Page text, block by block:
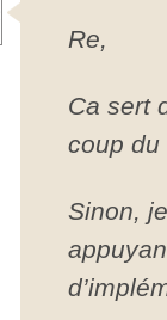
Re,
Ca sert
coup du
Sinon,